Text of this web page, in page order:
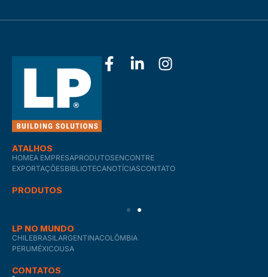
ATALHOS
HOMEA EMPRESAPRODUTOSENCONTRE
EXPORTAÇÕESBIBLIOTECANOTÍCIASCONTATO
PRODUTOS
LP NO MUNDO
CHILEBRASILARGENTINACOLÔMBIA
PERUMÉXICOUSA
CONTATOS